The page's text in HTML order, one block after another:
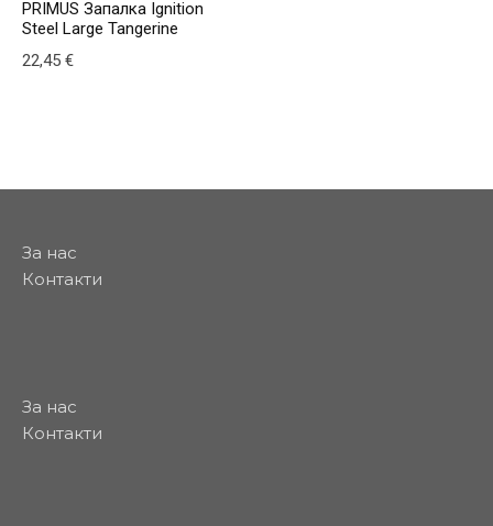
PRIMUS Запалка Ignition
Steel Large Tangerine
22,45 €
За нас
Контакти
За нас
Контакти